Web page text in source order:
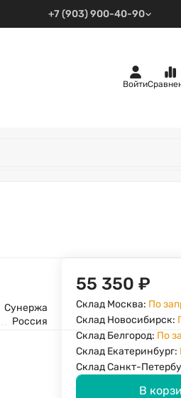
+7 (903) 900-40-90
Войти
Сунержа
Россия
55 350₽
Склад Москва: По
Склад Новосибирск:
Склад Белгород: По
Склад Екатеринбург:
Склад Санкт-
В